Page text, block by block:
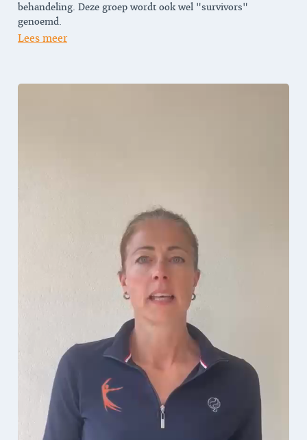
behandeling. Deze groep wordt ook wel "survivors"
genoemd.
Lees meer